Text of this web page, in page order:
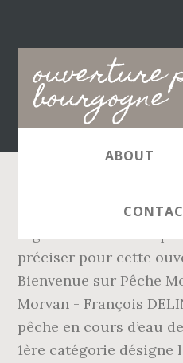
ouverture
bourgogne
Main
navigation
ABOUT
L’ouverture de la
préciser pour cette
Bienvenue sur Pêche
Morvan - François
pêche en cours d’eau
1ère catégorie désigne